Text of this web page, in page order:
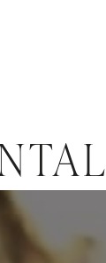
タル・
ン